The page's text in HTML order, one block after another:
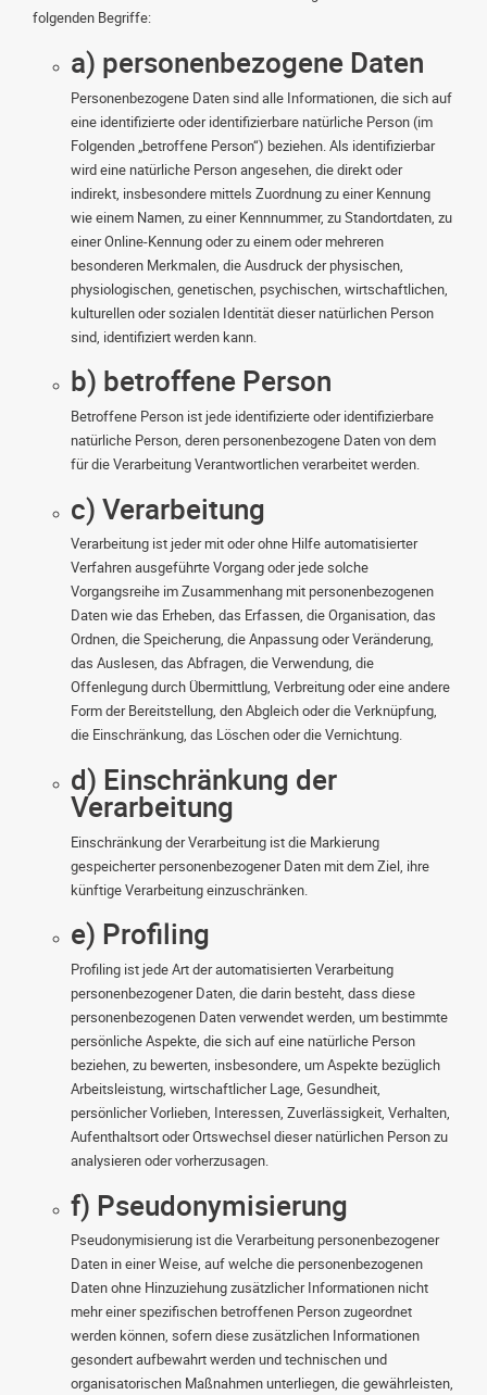
folgenden Begriffe:
a) personenbezogene Daten
Personenbezogene Daten sind alle Informationen, die sich auf
eine identifizierte oder identifizierbare natürliche Person (im
Folgenden „betroffene Person“) beziehen. Als identifizierbar
wird eine natürliche Person angesehen, die direkt oder
indirekt, insbesondere mittels Zuordnung zu einer Kennung
wie einem Namen, zu einer Kennnummer, zu Standortdaten, zu
einer Online-Kennung oder zu einem oder mehreren
besonderen Merkmalen, die Ausdruck der physischen,
physiologischen, genetischen, psychischen, wirtschaftlichen,
kulturellen oder sozialen Identität dieser natürlichen Person
sind, identifiziert werden kann.
b) betroffene Person
Betroffene Person ist jede identifizierte oder identifizierbare
natürliche Person, deren personenbezogene Daten von dem
für die Verarbeitung Verantwortlichen verarbeitet werden.
c) Verarbeitung
Verarbeitung ist jeder mit oder ohne Hilfe automatisierter
Verfahren ausgeführte Vorgang oder jede solche
Vorgangsreihe im Zusammenhang mit personenbezogenen
Daten wie das Erheben, das Erfassen, die Organisation, das
Ordnen, die Speicherung, die Anpassung oder Veränderung,
das Auslesen, das Abfragen, die Verwendung, die
Offenlegung durch Übermittlung, Verbreitung oder eine andere
Form der Bereitstellung, den Abgleich oder die Verknüpfung,
die Einschränkung, das Löschen oder die Vernichtung.
d) Einschränkung der
Verarbeitung
Einschränkung der Verarbeitung ist die Markierung
gespeicherter personenbezogener Daten mit dem Ziel, ihre
künftige Verarbeitung einzuschränken.
e) Profiling
Profiling ist jede Art der automatisierten Verarbeitung
personenbezogener Daten, die darin besteht, dass diese
personenbezogenen Daten verwendet werden, um bestimmte
persönliche Aspekte, die sich auf eine natürliche Person
beziehen, zu bewerten, insbesondere, um Aspekte bezüglich
Arbeitsleistung, wirtschaftlicher Lage, Gesundheit,
persönlicher Vorlieben, Interessen, Zuverlässigkeit, Verhalten,
Aufenthaltsort oder Ortswechsel dieser natürlichen Person zu
analysieren oder vorherzusagen.
f) Pseudonymisierung
Pseudonymisierung ist die Verarbeitung personenbezogener
Daten in einer Weise, auf welche die personenbezogenen
Daten ohne Hinzuziehung zusätzlicher Informationen nicht
mehr einer spezifischen betroffenen Person zugeordnet
werden können, sofern diese zusätzlichen Informationen
gesondert aufbewahrt werden und technischen und
organisatorischen Maßnahmen unterliegen, die gewährleisten,